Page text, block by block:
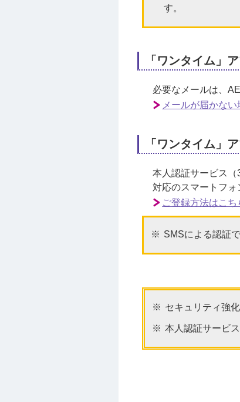
す。
「ワンタイム」
必要なメールは、
メールが届かな
「ワンタイム」
本人認証サービス（
対応のスマートフォ
ご登録方法はこち
SMSによる認証
セキュリティ強
本人認証サービ